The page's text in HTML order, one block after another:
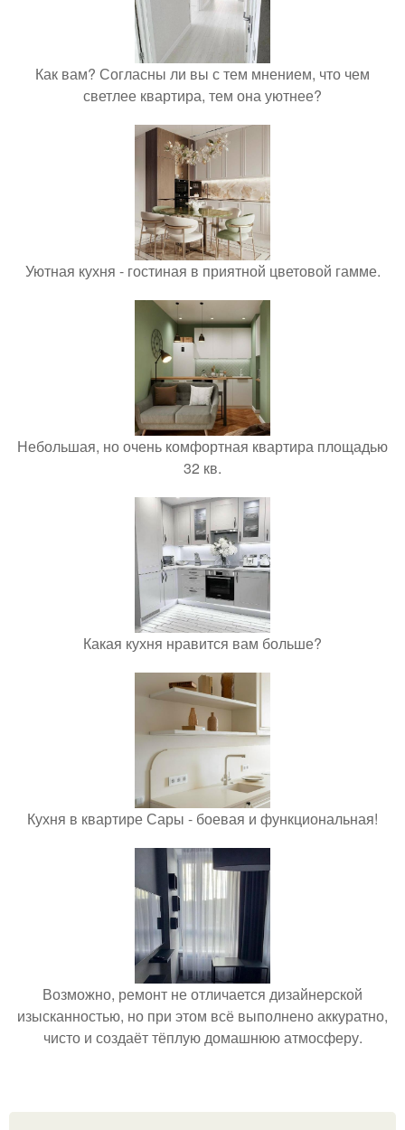
Как вам? Согласны ли вы с тем мнением, что чем
светлее квартира, тем она уютнее?
Уютная кухня - гостиная в приятной цветовой гамме.
Небольшая, но очень комфортная квартира площадью
32 кв.
Какая кухня нравится вам больше?
Кухня в квартире Сары - боевая и функциональная!
Возможно, ремонт не отличается дизайнерской
изысканностью, но при этом всё выполнено аккуратно,
чисто и создаёт тёплую домашнюю атмосферу.